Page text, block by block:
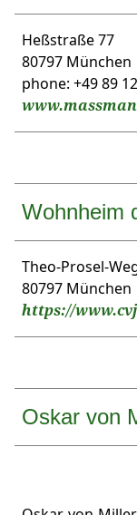
Heßstraße 77
80797 München
phone: +49 89
Wohnheim
Theo-Prosel-
80797 München
https://
Oskar von